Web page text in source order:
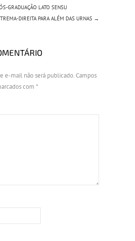
GRADUAÇÃO LATO SENSU
DIREITA PARA ALÉM DAS URNAS →
e-mail não será publicado.Campos
com *